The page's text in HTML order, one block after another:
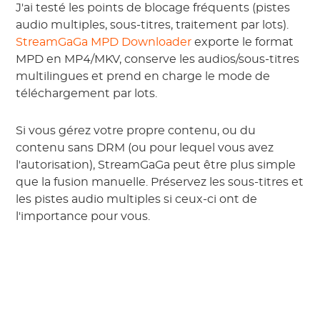
J'ai testé les points de blocage fréquents (pistes
audio multiples, sous-titres, traitement par lots).
StreamGaGa MPD Downloader exporte le format
MPD en MP4/MKV, conserve les audios/sous-titres
multilingues et prend en charge le mode de
téléchargement par lots.
Si vous gérez votre propre contenu, ou du
contenu sans DRM (ou pour lequel vous avez
l'autorisation), StreamGaGa peut être plus simple
que la fusion manuelle. Préservez les sous-titres et
les pistes audio multiples si ceux-ci ont de
l'importance pour vous.